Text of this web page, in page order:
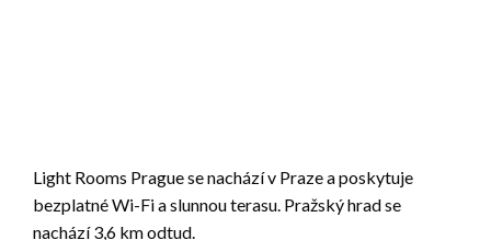
Light Rooms Prague se nachází v Praze a poskytuje
bezplatné Wi-Fi a slunnou terasu. Pražský hrad se
nachází 3,6 km odtud.